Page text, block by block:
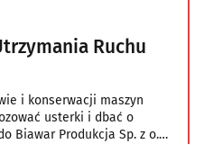
Ruchu
i konserwacji maszyn
usterki i dbać o
Biawar Produkcja Sp. z o.o.